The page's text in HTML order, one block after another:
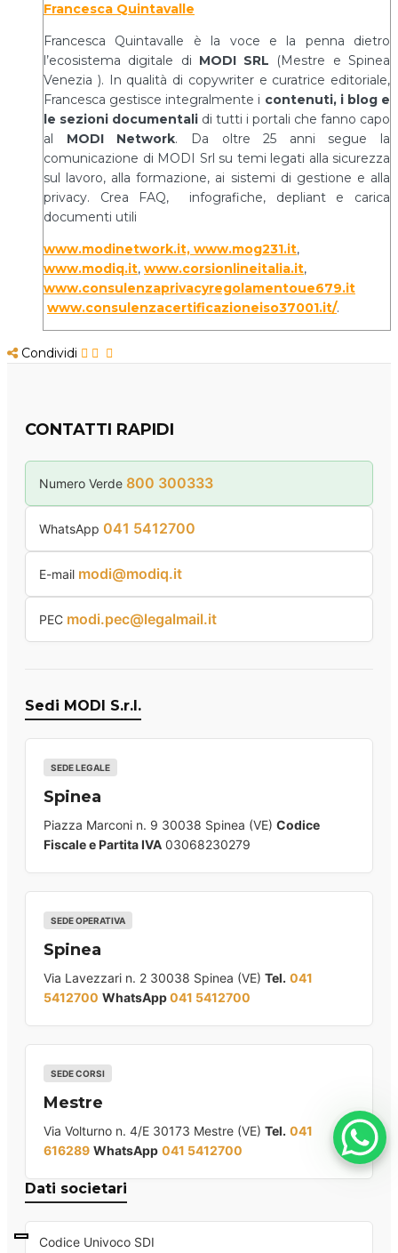
Francesca Quintavalle
Francesca Quintavalle è la voce e la penna dietro
l’ecosistema digitale di MODI SRL (Mestre e Spinea
Venezia ). In qualità di copywriter e curatrice editoriale,
Francesca gestisce integralmente i contenuti, i blog e
le sezioni documentali di tutti i portali che fanno capo
al MODI Network. Da oltre 25 anni segue la
comunicazione di MODI Srl su temi legati alla sicurezza
sul lavoro, alla formazione, ai sistemi di gestione e alla
privacy. Crea FAQ, infografiche, depliant e carica
documenti utili
www.modinetwork.it, www.mog231.it,
www.modiq.it, www.corsionlineitalia.it,
www.consulenzaprivacyregolamentoue679.it
www.consulenzacertificazioneiso37001.it/.
Condividi
CONTATTI RAPIDI
Numero Verde 800 300333
WhatsApp 041 5412700
E-mail modi@modiq.it
PEC modi.pec@legalmail.it
Sedi MODI S.r.l.
SEDE LEGALE
Spinea
Piazza Marconi n. 9 30038 Spinea (VE) Codice
Fiscale e Partita IVA 03068230279
SEDE OPERATIVA
Spinea
Via Lavezzari n. 2 30038 Spinea (VE) Tel. 041
5412700 WhatsApp041 5412700
SEDE CORSI
Mestre
Via Volturno n. 4/E 30173 Mestre (VE) Tel. 041
616289 WhatsApp 041 5412700
Dati societari
Codice Univoco SDI